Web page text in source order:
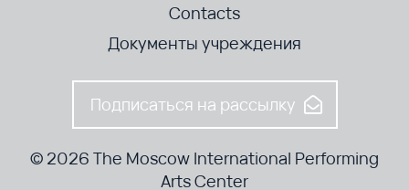
Contacts
Документы учреждения
Подписаться на рассылку
© 2026 The Moscow International Performing
Arts Center